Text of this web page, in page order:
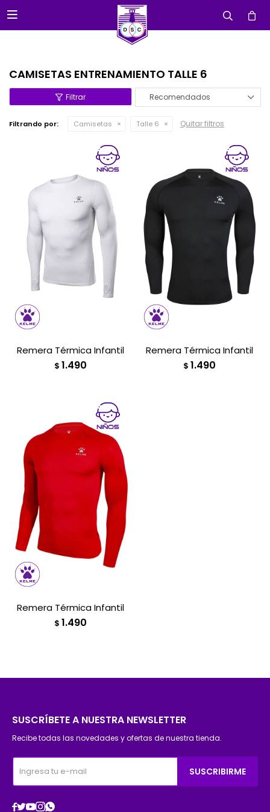

CAMISETAS ENTRENAMIENTO TALLE 6
Recomendados
Filtrando por: Camisetas Talle 6 Quitar filtros
Remera Térmica Infantil
$ 1.490
Remera Térmica Infantil
$ 1.490
Remera Térmica Infantil
$ 1.490
SUSCRÍBETE A NUESTRA NEWSLETTER
Recibe todas las novedades y ofertas de nuestra tienda.
SUSCRIBIRME
